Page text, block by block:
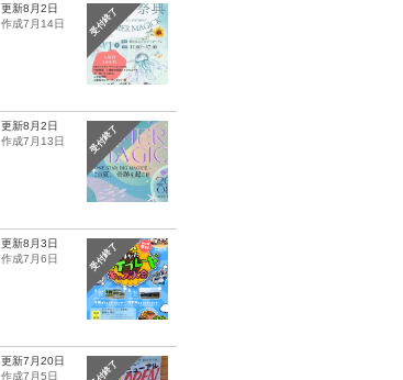
受付終了
更新8月2日
作成7月14日
受付終了
更新8月2日
作成7月13日
受付終了
更新8月3日
作成7月6日
更新7月20日
作成7月5日